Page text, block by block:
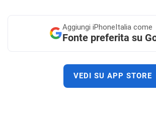
Aggiungi iPhoneItalia come
Fonte preferita su
VEDI SU APP STORE